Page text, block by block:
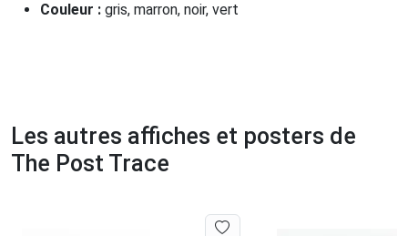
Couleur : gris, marron, noir, vert
Les autres affiches et posters de
The Post Trace